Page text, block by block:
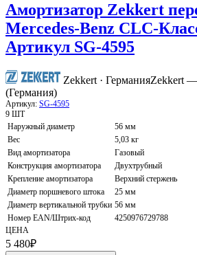
Амортизатор Zekkert
Mercedes-Benz CLC-
Артикул SG-4595
Zekkert · ГерманияZekkert
(Германия)
Артикул: SG-4595
9 ШТ
Наружный диаметр
56 мм
Вес
5,03 кг
Вид амортизатора
Газовый
Конструкция амортизатора
Двухтрубный
Крепление амортизатора
Верхний стержень
Диаметр поршневого штока
25 мм
Диаметр вертикальной трубки 56 мм
Номер EAN/Штрих-код
4250976729788
ЦЕНА
5 480₽